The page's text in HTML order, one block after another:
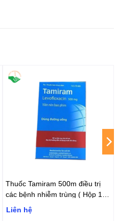
Thuốc Tamiram 500m điều trị
các bệnh nhiễm trùng ( Hộp 1 vỉ
x 10 viên)
Liên hệ